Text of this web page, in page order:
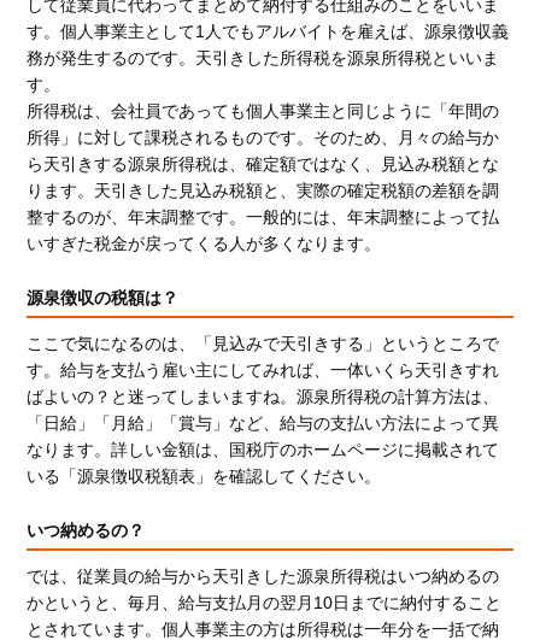
して従業員に代わってまとめて納付する仕組みのことをいいま
す。個人事業主として1人でもアルバイトを雇えば、源泉徴収義
務が発生するのです。天引きした所得税を源泉所得税といいま
す。
所得税は、会社員であっても個人事業主と同じように「年間の
所得」に対して課税されるものです。そのため、月々の給与か
ら天引きする源泉所得税は、確定額ではなく、見込み税額とな
ります。天引きした見込み税額と、実際の確定税額の差額を調
整するのが、年末調整です。一般的には、年末調整によって払
いすぎた税金が戻ってくる人が多くなります。
源泉徴収の税額は？
ここで気になるのは、「見込みで天引きする」というところで
す。給与を支払う雇い主にしてみれば、一体いくら天引きすれ
ばよいの？と迷ってしまいますね。源泉所得税の計算方法は、
「日給」「月給」「賞与」など、給与の支払い方法によって異
なります。詳しい金額は、国税庁のホームページに掲載されて
いる「源泉徴収税額表」を確認してください。
いつ納めるの？
では、従業員の給与から天引きした源泉所得税はいつ納めるの
かというと、毎月、給与支払月の翌月10日までに納付すること
とされています。個人事業主の方は所得税は一年分を一括で納